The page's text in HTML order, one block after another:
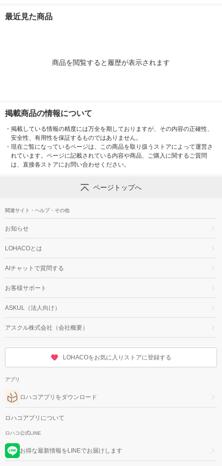
最近見た商品
商品を閲覧すると履歴が表示されます
掲載商品の情報について
・ 掲載している情報の精度には万全を期しておりますが、その内容の正確性、
安全性、有用性を保証するものではありません。
・ 現在ご覧になっているページは、この商品を取り扱うストアによって運営さ
れています。ページに記載されている内容や商品、ご購入に関するご質問
は、直接各ストアにお問い合わせください。
ページトップへ
関連サイト・ヘルプ・その他
お知らせ
LOHACOとは
AIチャットで質問する
お客様サポート
ASKUL（法人向け）
アスクル株式会社（会社概要）
LOHACOをお気に入りストアに登録する
アプリ
ロハコアプリをダウンロード
ロハコアプリについて
ロハコ公式LINE
お得な最新情報をLINEでお届けします